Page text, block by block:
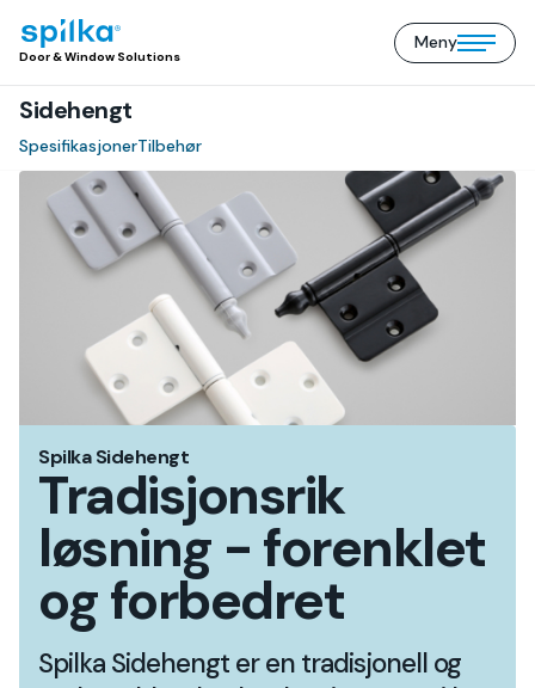
Door
Window
Solutions
(NO)
Door & Window Solutions
Meny
Open/close
Sidehengt
SpesifikasjonerTilbehør
Spilka Sidehengt
Tradisjonsrik
løsning - forenklet
og forbedret
Spilka Sidehengt er en tradisjonell og